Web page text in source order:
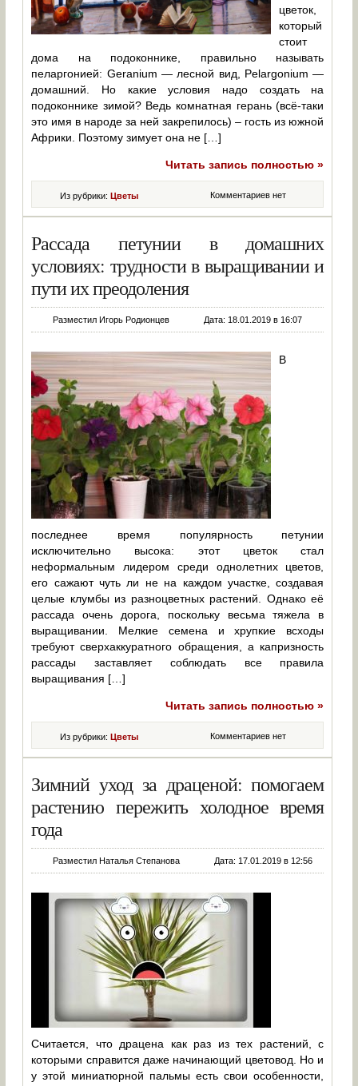
цветок,
который
стоит
дома на подоконнике, правильно называть
пеларгонией: Geranium — лесной вид, Pelargonium —
домашний. Но какие условия надо создать на
подоконнике зимой? Ведь комнатная герань (всё-таки
это имя в народе за ней закрепилось) – гость из южной
Африки. Поэтому зимует она не […]
Читать запись полностью »
Комментариев нет
Из рубрики:Цветы
Рассада петунии в домашних
условиях: трудности в выращивании и
пути их преодоления
Разместил Игорь Родионцев Дата: 18.01.2019 в 16:07
В
последнее время популярность петунии
исключительно высока: этот цветок стал
неформальным лидером среди однолетних цветов,
его сажают чуть ли не на каждом участке, создавая
целые клумбы из разноцветных растений. Однако её
рассада очень дорога, поскольку весьма тяжела в
выращивании. Мелкие семена и хрупкие всходы
требуют сверхаккуратного обращения, а капризность
рассады заставляет соблюдать все правила
выращивания […]
Читать запись полностью »
Комментариев нет
Из рубрики:Цветы
Зимний уход за драценой: помогаем
растению пережить холодное время
года
Разместил Наталья Степанова Дата: 17.01.2019 в 12:56
Считается, что драцена как раз из тех растений, с
которыми справится даже начинающий цветовод. Но и
у этой миниатюрной пальмы есть свои особенности,